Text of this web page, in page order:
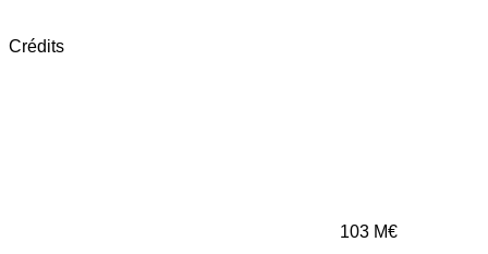
Crédits
103 M€